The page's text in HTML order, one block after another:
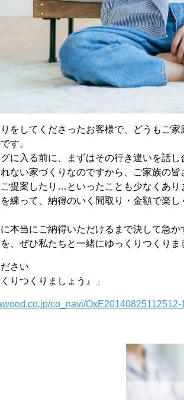
をしてくださったお客様で、どうもご
す。
に入る前に、まずはその行き違いを話し
ない家づくりなのですから、ご家族の
提案したり…といったことも少なくあり
練って、納得のいく間取り・金額で楽
本当にご納得いただけるまで決して急か
、ぜひ私たちと一緒にゆっくりつくりま
さい
りつくりましょう』」
co_navi/OxE20140825112512-